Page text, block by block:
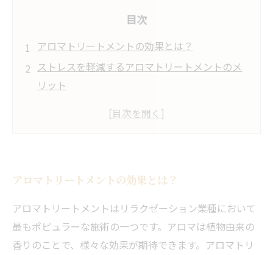
目次
アロマトリートメントの効果とは？
ストレスを軽減するアロマトリートメントのメ
リット
アロマオイル選びのポイントとは？
アロマトリートメントの効果とは？
アロマトリートメントはリラクゼーション業種において
最もポピュラーな施術の一つです。アロマは植物由来の
香りのことで、様々な効果が期待できます。アロマトリ